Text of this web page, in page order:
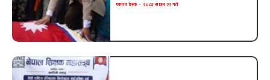
एकपत्र डेस्क - २०८३ साउन २२ गते